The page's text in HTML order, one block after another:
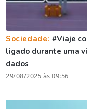
Sociedade: #Viaje
ligado durante uma
dados
29/08/2025 às 09:56